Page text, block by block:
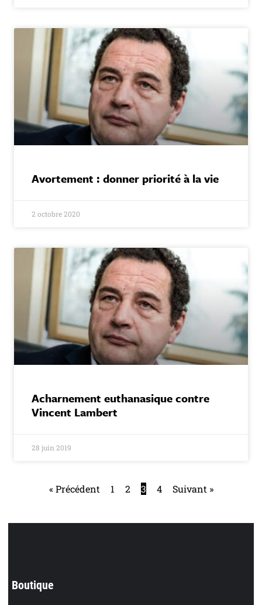
Avortement : donner priorité à la vie
2 octobre 2020
Acharnement euthanasique contre
Vincent Lambert
28 juin 2019
« Précédent 1 2 3 4 Suivant »
Boutique